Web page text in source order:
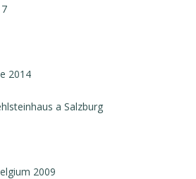
2014
a Salzburg
2009